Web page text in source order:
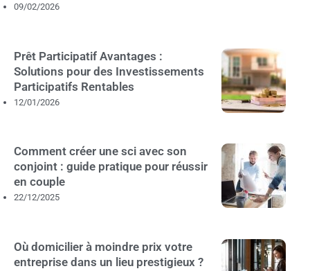
09/02/2026
Prêt Participatif Avantages :
Solutions pour des Investissements
Participatifs Rentables
12/01/2026
Comment créer une sci avec son
conjoint : guide pratique pour réussir
en couple
22/12/2025
Où domicilier à moindre prix votre
entreprise dans un lieu prestigieux ?